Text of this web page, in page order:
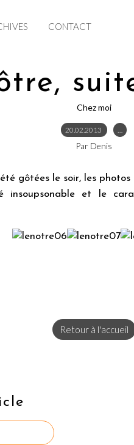
CONTACT
Chez moi
20.02.2013 …
Par Denis
gôtées le soir, les
insoupsonable et le
Retour à l'accueil